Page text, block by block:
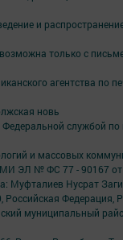
и
только с
агентства по
новь
службой по
и массовых
ЭЛ № ФС 77 - 90167 от
Муфталиев Нусрат
Российская Федерация,
муниципальный